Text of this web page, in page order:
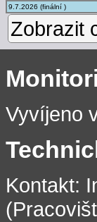
9.7.2026 (finální )
Zobrazit
Vyvíjeno
Kontakt: